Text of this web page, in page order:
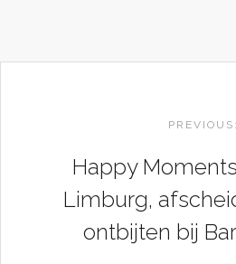
NAVIGATION
PREVIOUS:
Happy
Limburg,
ontbijten bij